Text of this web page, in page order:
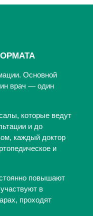
Основной
врач — один
которые ведут
и до
каждый доктор
и
повышают
в
проходят